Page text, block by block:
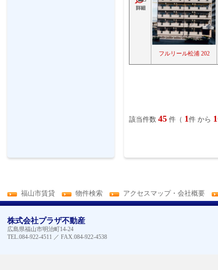
フルリール松浦 202
該当件数 45 件（ 1件 から
福山市賃貸 物件検索 アクセスマップ・会社概要
株式会社プラザ不動産
広島県福山市明治町14-24
TEL.084-922-4511 ／ FAX.084-922-4538